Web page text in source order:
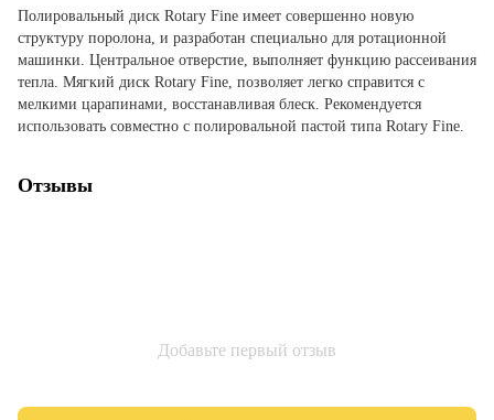
Полировальный диск Rotary Fine имеет совершенно новую
структуру поролона, и разработан специально для ротационной
машинки. Центральное отверстие, выполняет функцию рассеивания
тепла. Мягкий диск Rotary Fine, позволяет легко справится с
мелкими царапинами, восстанавливая блеск. Рекомендуется
использовать совместно с полировальной пастой типа Rotary Fine.
Отзывы
Добавьте первый отзыв